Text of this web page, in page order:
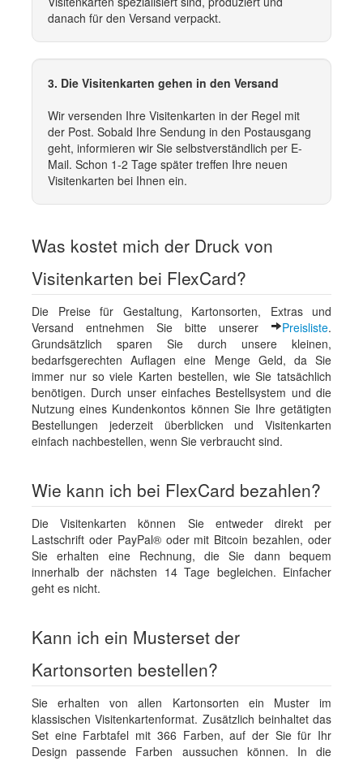
danach für den Versand verpackt.
3. Die Visitenkarten gehen in den Versand
Wir versenden Ihre Visitenkarten in der Regel mit
der Post. Sobald Ihre Sendung in den Postausgang
geht, informieren wir Sie selbstverständlich per E-
Mail. Schon 1-2 Tage später treffen Ihre neuen
Visitenkarten bei Ihnen ein.
Was kostet mich der Druck von
Visitenkarten bei FlexCard?
Die Preise für Gestaltung, Kartonsorten, Extras und
Versand entnehmen Sie bitte unserer
Preisliste.
Grundsätzlich sparen Sie durch unsere kleinen,
bedarfsgerechten Auflagen eine Menge Geld, da Sie
immer nur so viele Karten bestellen, wie Sie tatsächlich
benötigen. Durch unser einfaches Bestellsystem und die
Nutzung eines Kundenkontos können Sie Ihre getätigten
Bestellungen jederzeit überblicken und Visitenkarten
einfach nachbestellen, wenn Sie verbraucht sind.
Wie kann ich bei FlexCard bezahlen?
Die Visitenkarten können Sie entweder direkt per
Lastschrift oder PayPal® oder mit Bitcoin bezahlen, oder
Sie erhalten eine Rechnung, die Sie dann bequem
innerhalb der nächsten 14 Tage begleichen. Einfacher
geht es nicht.
Kann ich ein Musterset der
Kartonsorten bestellen?
Sie erhalten von allen Kartonsorten ein Muster im
klassischen Visitenkartenformat. Zusätzlich beinhaltet das
Set eine Farbtafel mit 366 Farben, auf der Sie für Ihr
Design passende Farben aussuchen können. In die